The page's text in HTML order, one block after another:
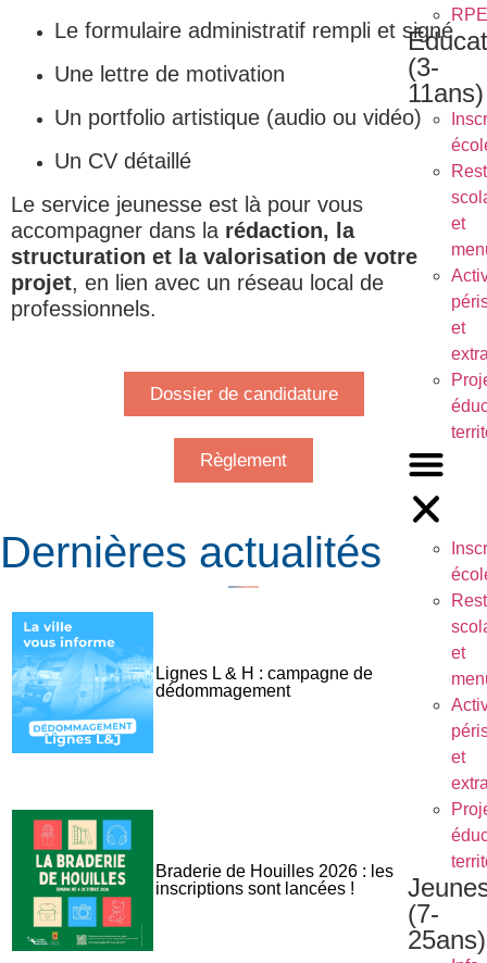
RPE
(3-
11ans)
et
et
et
et
(7-
25ans)
Le formulaire administratif rempli et signé
Une lettre de motivation
Un portfolio artistique (audio ou vidéo)
Un CV détaillé
Le service jeunesse est là pour vous
accompagner dans la rédaction, la
structuration et la valorisation de votre
projet, en lien avec un réseau local de
professionnels.
Dossier de candidature
Règlement
Dernières actualités
Lignes L & H : campagne de
dédommagement
Braderie de Houilles 2026 : les
inscriptions sont lancées !